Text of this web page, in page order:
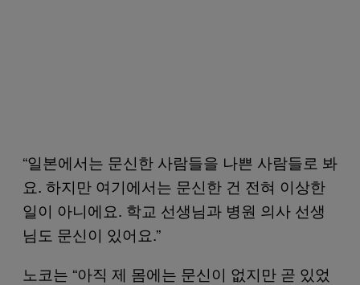
“일본에서는 문신한 사람들을 나쁜 사람들로 봐
요. 하지만 여기에서는 문신한 건 전혀 이상한
일이 아니에요. 학교 선생님과 병원 의사 선생
님도 문신이 있어요.”
노코는 “아직 제 몸에는 문신이 없지만 곧 있었